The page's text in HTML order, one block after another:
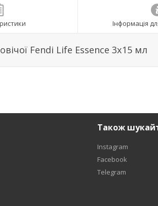
Інформація
Fendi Life Essence 3х15 мл
Також
Instagram
Facebook
Telegram